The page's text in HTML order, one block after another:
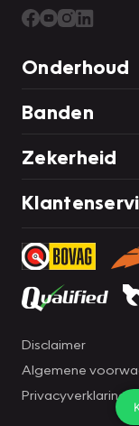
Onderhoud
Banden
Zekerheid
Disclaimer
Algemene
Privacyverklaring